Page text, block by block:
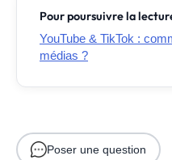
Pour poursuivre la
YouTube & TikTok :
médias ?
Poser une question